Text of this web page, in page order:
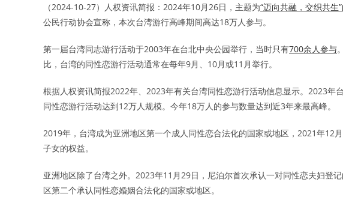
（2024-10-27）人权资讯简报：2024年10月26日，主题为“迈向共融，交织共
公民行动协会宣称，本次台湾游行高峰期间高达18万人参与。
第一届台湾同志游行活动于2003年在台北中央公园举行，当时只有700余人参与
比，台湾的同性恋游行活动通常在每年9月、10月或11月举行。
根据人权资讯简报2022年、2023年有关台湾同性恋游行活动信息显示。2023年
同性恋游行活动达到12万人规模。今年18万人的参与数量达到近3年来最高峰。
2019年，台湾成为亚洲地区第一个成人同性恋合法化的国家或地区，2021年12
子女的权益。
亚洲地区除了台湾之外。2023年11月29日，尼泊尔首次承认一对同性恋夫妇登
区第二个承认同性恋婚姻合法化的国家或地区。